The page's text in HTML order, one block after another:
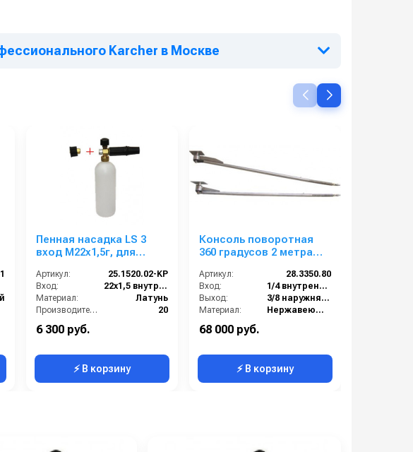
Karcher в Москве
Пенная насадка LS 3
вход М22х1,5г, для
Karcher
Артикул:
25.1520.02-KP
Вход:
22х1,5 внутренняя резьба
Материал:
Латунь
Производительность (л/мин):
20
Размер форсунки:
6 300 руб.
⚡ В корзину
Консоль поворотная
360 градусов 2 метра
поворотным фитингом
Артикул:
28.3350.80
Вход:
1/4 внутренняя резьба
Выход:
3/8 наружняя резьба
Материал:
Нержавеющая сталь
Производительность (л/мин):
В коробке:
68 000 руб.
⚡ В корзину